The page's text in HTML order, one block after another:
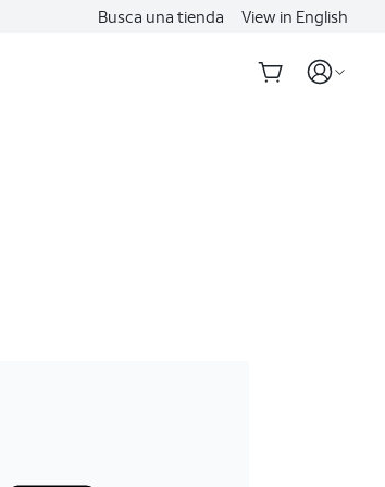
Busca una tienda View in English